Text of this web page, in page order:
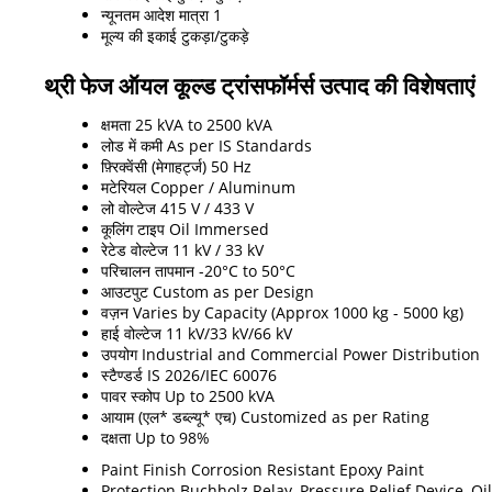
न्यूनतम आदेश मात्रा 1
मूल्य की इकाई टुकड़ा/टुकड़े
थ्री फेज ऑयल कूल्ड ट्रांसफॉर्मर्स उत्पाद की विशेषताएं
क्षमता 25 kVA to 2500 kVA
लोड में कमी As per IS Standards
फ़्रिक्वेंसी (मेगाहर्ट्ज) 50 Hz
मटेरियल Copper / Aluminum
लो वोल्टेज 415 V / 433 V
कूलिंग टाइप Oil Immersed
रेटेड वोल्टेज 11 kV / 33 kV
परिचालन तापमान -20°C to 50°C
आउटपुट Custom as per Design
वज़न Varies by Capacity (Approx 1000 kg - 5000 kg)
हाई वोल्टेज 11 kV/33 kV/66 kV
उपयोग Industrial and Commercial Power Distribution
स्टैण्डर्ड IS 2026/IEC 60076
पावर स्कोप Up to 2500 kVA
आयाम (एल* डब्ल्यू* एच) Customized as per Rating
दक्षता Up to 98%
Paint Finish Corrosion Resistant Epoxy Paint